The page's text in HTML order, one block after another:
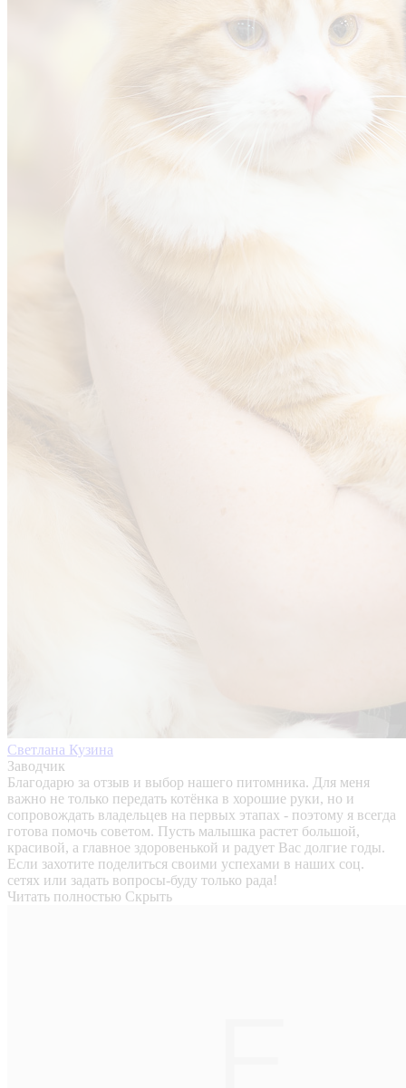
Светлана Кузина
Заводчик
Благодарю за отзыв и выбор нашего питомника. Для меня
важно не только передать котёнка в хорошие руки, но и
сопровождать владельцев на первых этапах - поэтому я всегда
готова помочь советом. Пусть малышка растет большой,
красивой, а главное здоровенькой и радует Вас долгие годы.
Если захотите поделиться своими успехами в наших соц.
сетях или задать вопросы-буду только рада!
Читать полностью Скрыть